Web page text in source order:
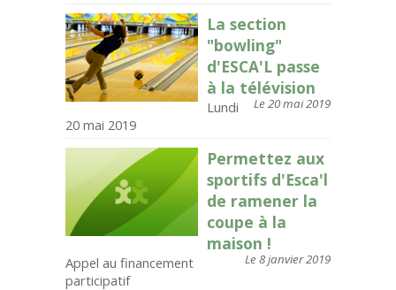
La section
"bowling"
d'ESCA'L passe
à la télévision
Le 20 mai 2019
Lundi
20 mai 2019
Permettez aux
sportifs d'Esca'l
de ramener la
coupe à la
maison !
Le 8 janvier 2019
Appel au financement
participatif